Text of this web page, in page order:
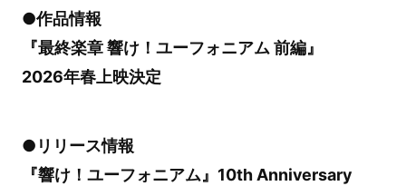
●作品情報
『最終楽章 響け！ユーフォニアム 前編』
2026年春上映決定
●リリース情報
『響け！ユーフォニアム』10th Anniversary